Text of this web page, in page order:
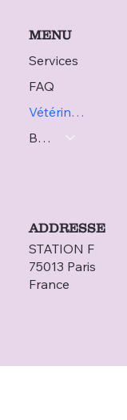
MENU
Services
FAQ
Vétérinaire
Blog
ADDRESSE
STATION F
75013 Paris
France